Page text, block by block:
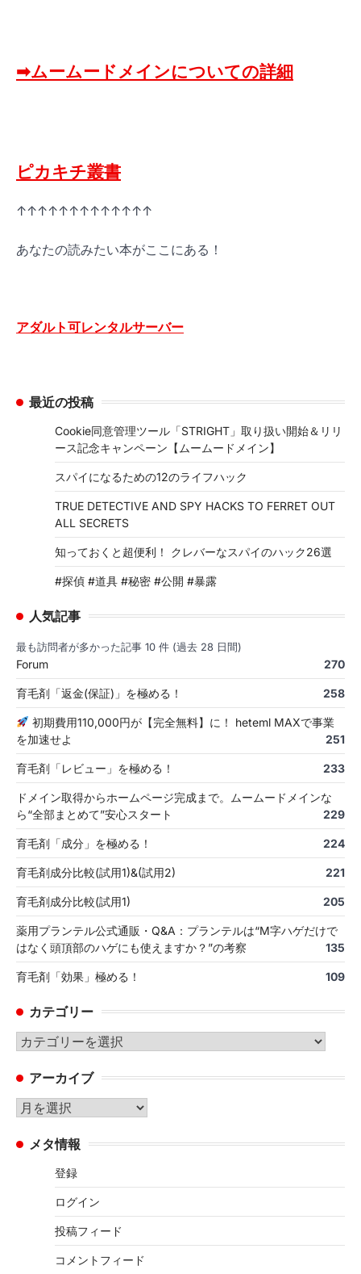
➡ムームードメインについての詳細
ピカキチ叢書
↑↑↑↑↑↑↑↑↑↑↑↑↑
あなたの読みたい本がここにある！
アダルト可レンタルサーバー
最近の投稿
Cookie同意管理ツール「STRIGHT」取り扱い開始＆リリ
ース記念キャンペーン【ムームードメイン】
スパイになるための12のライフハック
TRUE DETECTIVE AND SPY HACKS TO FERRET OUT
ALL SECRETS
知っておくと超便利！ クレバーなスパイのハック26選
#探偵 #道具 #秘密 #公開 #暴露
人気記事
最も訪問者が多かった記事 10 件 (過去 28 日間)
Forum 270
育毛剤「返金(保証)」を極める！ 258
初期費用110,000円が【完全無料】に！ heteml MAXで事業
を加速せよ
251
育毛剤「レビュー」を極める！ 233
ドメイン取得からホームページ完成まで。ムームードメインな
ら“全部まとめて”安心スタート
229
育毛剤「成分」を極める！ 224
育毛剤成分比較(試用1)&(試用2) 221
育毛剤成分比較(試用1) 205
薬用プランテル公式通販・Q&A：プランテルは“M字ハゲだけで
はなく頭頂部のハゲにも使えますか？”の考察
135
育毛剤「効果」極める！ 109
カテゴリー
カ
ゴ
リ
ー
アーカイブ
ア
カ メタ情報
登録
ログイン
投稿フィード
コメントフィード